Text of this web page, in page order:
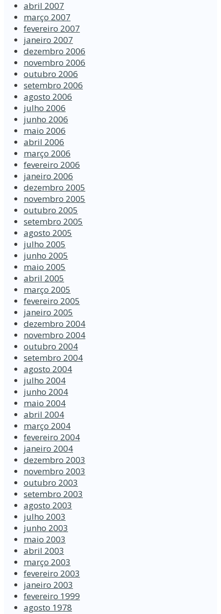
abril 2007
março 2007
fevereiro 2007
janeiro 2007
dezembro 2006
novembro 2006
outubro 2006
setembro 2006
agosto 2006
julho 2006
junho 2006
maio 2006
abril 2006
março 2006
fevereiro 2006
janeiro 2006
dezembro 2005
novembro 2005
outubro 2005
setembro 2005
agosto 2005
julho 2005
junho 2005
maio 2005
abril 2005
março 2005
fevereiro 2005
janeiro 2005
dezembro 2004
novembro 2004
outubro 2004
setembro 2004
agosto 2004
julho 2004
junho 2004
maio 2004
abril 2004
março 2004
fevereiro 2004
janeiro 2004
dezembro 2003
novembro 2003
outubro 2003
setembro 2003
agosto 2003
julho 2003
junho 2003
maio 2003
abril 2003
março 2003
fevereiro 2003
janeiro 2003
fevereiro 1999
agosto 1978